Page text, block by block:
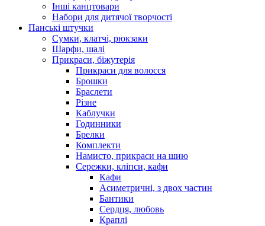
Інші канцтовари
Набори для дитячої творчості
Панські штучки
Сумки, клатчі, рюкзаки
Шарфи, шалі
Прикраси, біжутерія
Прикраси для волосся
Брошки
Браслети
Різне
Каблучки
Годинники
Брелки
Комплекти
Намисто, прикраси на шию
Сережки, кліпси, кафи
Кафи
Асиметричні, з двох частин
Бантики
Сердця, любовь
Краплі